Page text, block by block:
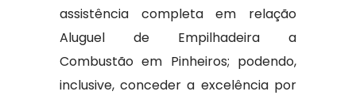
assistência completa em relação
Aluguel de Empilhadeira a
Combustão em Pinheiros; podendo,
inclusive, conceder a excelência por